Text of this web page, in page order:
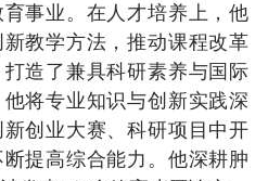
事业。在人才培养上，他
教学方法，推动课程改革
造了兼具科研素养与国际
将专业知识与创新实践深
创业大赛、科研项目中开
提高综合能力。他深耕肿